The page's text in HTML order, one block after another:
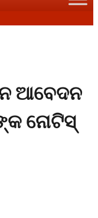
ଆବେଦନ
ନୋଟିସ୍‌